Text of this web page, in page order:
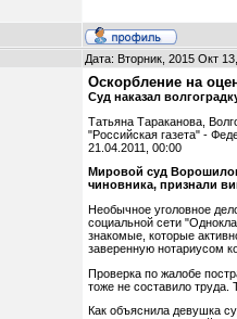
Дата: Вторник, 2015 Окт
Оскорбление на
Суд наказал
Татьяна Тараканова,
"Российская газета" -
21.04.2011, 00:00
Мировой суд
чиновника, признали
Необычное уголовное
социальной сети
знакомые, которые
заверенную нотариусом
Проверка по жалобе
тоже не составило труда.
Как объяснила девушка